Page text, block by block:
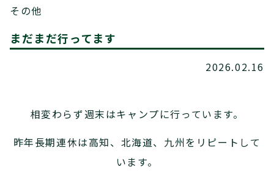
その他
まだまだ行ってます
2026.02.16
相変わらず週末はキャンプに行っています。
昨年長期連休は高知、北海道、九州をリピートして
います。